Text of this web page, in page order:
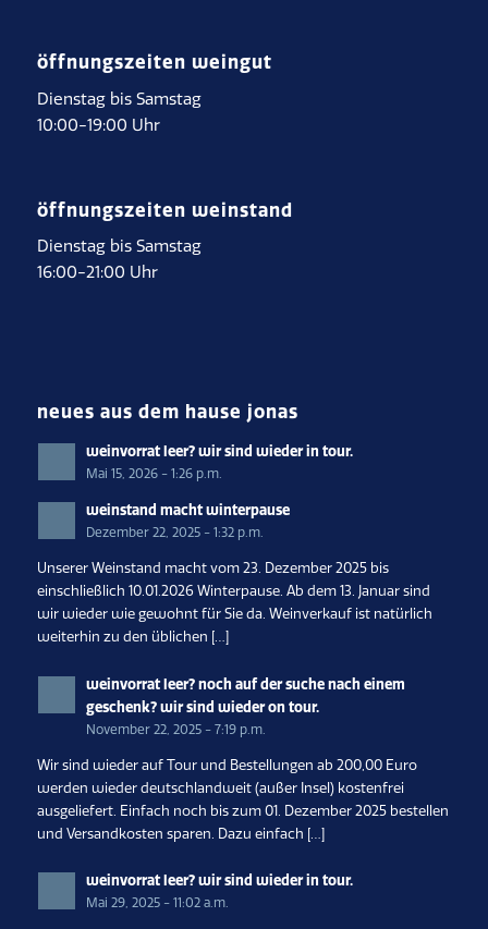
öffnungszeiten weingut
Dienstag bis Samstag
10:00-19:00 Uhr
öffnungszeiten weinstand
Dienstag bis Samstag
16:00-21:00 Uhr
neues aus dem hause jonas
weinvorrat leer? wir sind wieder in tour.
Mai 15, 2026 - 1:26 p.m.
weinstand macht winterpause
Dezember 22, 2025 - 1:32 p.m.
Unserer Weinstand macht vom 23. Dezember 2025 bis
einschließlich 10.01.2026 Winterpause. Ab dem 13. Januar sind
wir wieder wie gewohnt für Sie da. Weinverkauf ist natürlich
weiterhin zu den üblichen […]
weinvorrat leer? noch auf der suche nach einem
geschenk? wir sind wieder on tour.
November 22, 2025 - 7:19 p.m.
Wir sind wieder auf Tour und Bestellungen ab 200,00 Euro
werden wieder deutschlandweit (außer Insel) kostenfrei
ausgeliefert. Einfach noch bis zum 01. Dezember 2025 bestellen
und Versandkosten sparen. Dazu einfach […]
weinvorrat leer? wir sind wieder in tour.
Mai 29, 2025 - 11:02 a.m.